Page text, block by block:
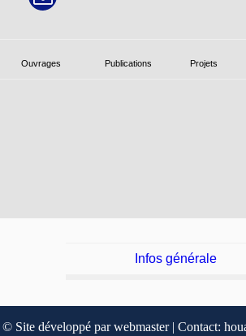
Ouvrages Publications Projets
Infos générale
© Site développé par webmaster | Contact: